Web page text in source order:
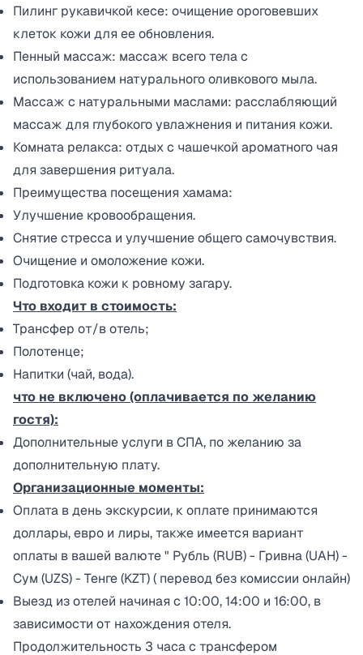
Пилинг рукавичкой кесе: очищение ороговевших
клеток кожи для ее обновления.​
Пенный массаж: массаж всего тела с
использованием натурального оливкового мыла.​
Массаж с натуральными маслами: расслабляющий
массаж для глубокого увлажнения и питания кожи.​
Комната релакса: отдых с чашечкой ароматного чая
для завершения ритуала.
Преимущества посещения хамама:
Улучшение кровообращения.​
Снятие стресса и улучшение общего самочувствия.​
Очищение и омоложение кожи.​
Подготовка кожи к ровному загару.​
Что входит в стоимость:
Трансфер от/в отель;
Полотенце;
Напитки (чай, вода).
что не включено (оплачивается по желанию
гостя):
Дополнительные услуги в СПА, по желанию за
дополнительную плату.
Организационные моменты:
Оплата в день экскурсии, к оплате принимаются
доллары, евро и лиры, также имеется вариант
оплаты в вашей валюте " Рубль (RUB) - Гривна (UAH) -
Сум (UZS) - Тенге (KZT) ( перевод без комиссии онлайн)
Выезд из отелей начиная с 10:00, 14:00 и 16:00, в
зависимости от нахождения отеля.
Продолжительность 3 часа с трансфером